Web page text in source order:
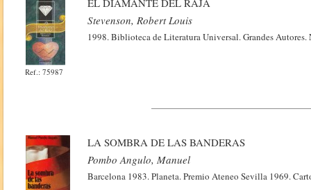
Ref.: 75987
EL DIAMANTE DEL RAJÁ
Stevenson, Robert Louis
1998. Biblioteca de Literatura Universal. Grandes
LA SOMBRA DE LAS BANDERAS
Pombo Angulo, Manuel
Barcelona 1983. Planeta. Premio Ateneo Sevilla 1969.